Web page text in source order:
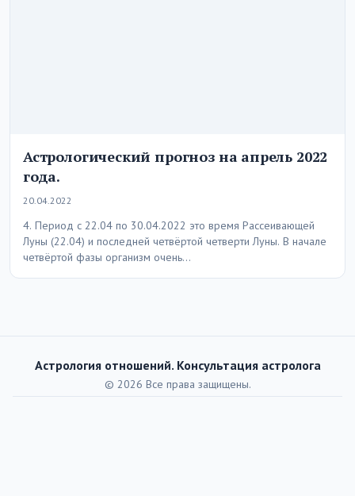
Астрологический прогноз на апрель 2022
года.
20.04.2022
4. Период с 22.04 по 30.04.2022 это время Рассеивающей
Луны (22.04) и последней четвёртой четверти Луны. В начале
четвёртой фазы организм очень…
Астрология отношений. Консультация астролога
© 2026 Все права защищены.